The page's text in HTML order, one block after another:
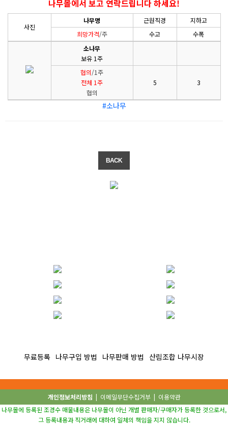
나무몰에서 보고 연락드립니다 하세요!
사진
나무명 근원직경
지하고
희망가격/주 수고
수폭
소나무
보유 1주
협의/1주
전체 1주
협의
5 3
#소나무
무료등록 나무구입 방법 나무판매 방법 산림조합 나무시장
개인정보처리방침 | 이메일무단수집거부| 이용약관
나무몰에 등록된 조경수 매물내용은 나무몰이 아닌 개별 판매자/구매자가 등록한 것으로서,
그 등록내용과 직거래에 대하여 일체의 책임을 지지 않습니다.